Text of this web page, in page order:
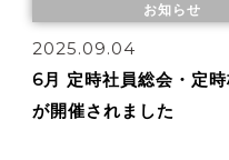
お知らせ
2025.09.04
6月 定時社員総会・定
が開催されました